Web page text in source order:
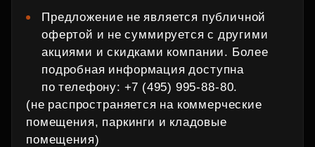
Предложение не является публичной
офертой и не суммируется с другими
акциями и скидками компании. Более
подробная информация доступна
по телефону: +7 (495) 995‑88‑80.
(не распространяется на коммерческие
помещения, паркинги и кладовые
помещения)